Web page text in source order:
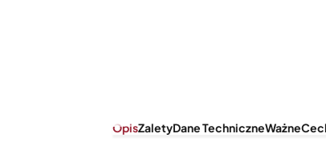
OpisZaletyDane TechniczneWażne